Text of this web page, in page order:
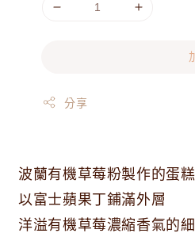
分享
波蘭有機草莓粉製作的蛋
以富士蘋果丁鋪滿外層
洋溢有機草莓濃縮香氣的